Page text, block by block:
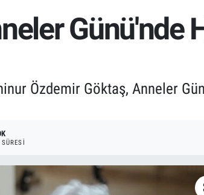
Günü'nde
Özdemir Göktaş, Anneler